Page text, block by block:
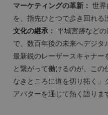
マーケティングの革新： 世
を、指先ひとつで歩き回れる
文化の継承： 平城宮跡など
で、数百年後の未来へデジタ
最新鋭のレーザースキャナー
と繋がって働けるのが、こ
なきところに道を切り拓く」
アバターを通じて熱く語りま